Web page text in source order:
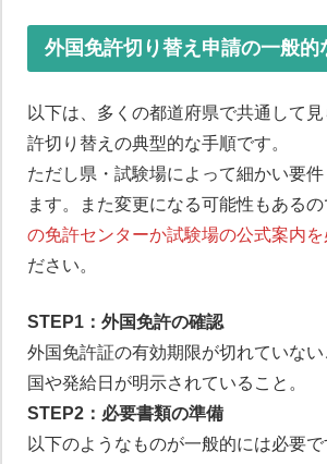
外国免許切り替え申請の一般的
以下は、多くの都道府県で共通して
許切り替えの典型的な手順です。
ただし県・試験場によって細かい要件
ます。また変更になる可能性もあるの
の免許センターか試験場の公式案内
ださい。
STEP1：外国免許の確認
外国免許証の有効期限が切れていな
国や発給日が明示されていること。
STEP2：必要書類の準備
以下のようなものが一般的には必要で